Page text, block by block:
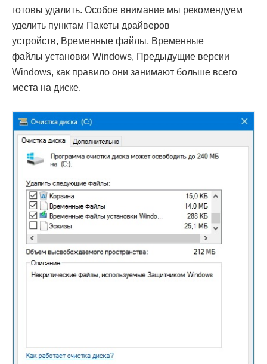
готовы удалить. Особое внимание мы рекомендуем
уделить пунктам Пакеты драйверов
устройств, Временные файлы, Временные
файлы установки Windows, Предыдущие версии
Windows, как правило они занимают больше всего
места на диске.